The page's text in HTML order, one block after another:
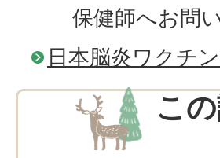
保健師へお問
日本脳炎ワクチ
こ